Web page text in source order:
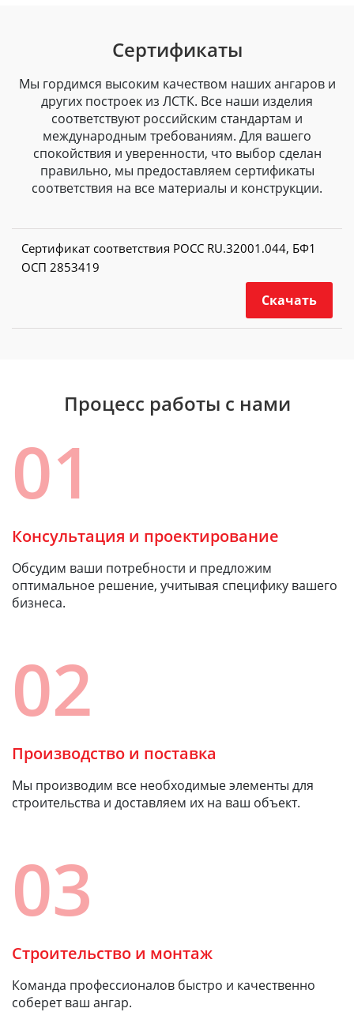
Сертификаты
Мы гордимся высоким качеством наших ангаров и
других построек из ЛСТК. Все наши изделия
соответствуют российским стандартам и
международным требованиям. Для вашего
спокойствия и уверенности, что выбор сделан
правильно, мы предоставляем сертификаты
соответствия на все материалы и конструкции.
Сертификат соответствия РОСС RU.32001.044, БФ1
ОСП 2853419
Скачать
Процесс работы с нами
01
Консультация и проектирование
Обсудим ваши потребности и предложим
оптимальное решение, учитывая специфику вашего
бизнеса.
02
Производство и поставка
Мы производим все необходимые элементы для
строительства и доставляем их на ваш объект.
03
Строительство и монтаж
Команда профессионалов быстро и качественно
соберет ваш ангар.